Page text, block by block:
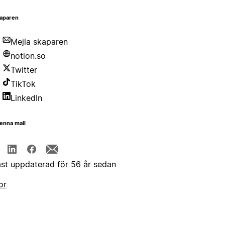
Mejla skaparen
notion.so
Twitter
TikTok
LinkedIn
mall
uppdaterad för 56 år sedan